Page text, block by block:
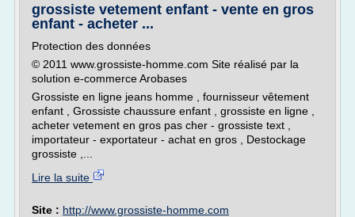
grossiste vetement enfant - vente en gros
enfant - acheter ...
Protection des données
© 2011 www.grossiste-homme.com Site réalisé par la
solution e-commerce Arobases
Grossiste en ligne jeans homme , fournisseur vêtement
enfant , Grossiste chaussure enfant , grossiste en ligne ,
acheter vetement en gros pas cher - grossiste text ,
importateur - exportateur - achat en gros , Destockage
grossiste ,...
Lire la suite
Site : http://www.grossiste-homme.com